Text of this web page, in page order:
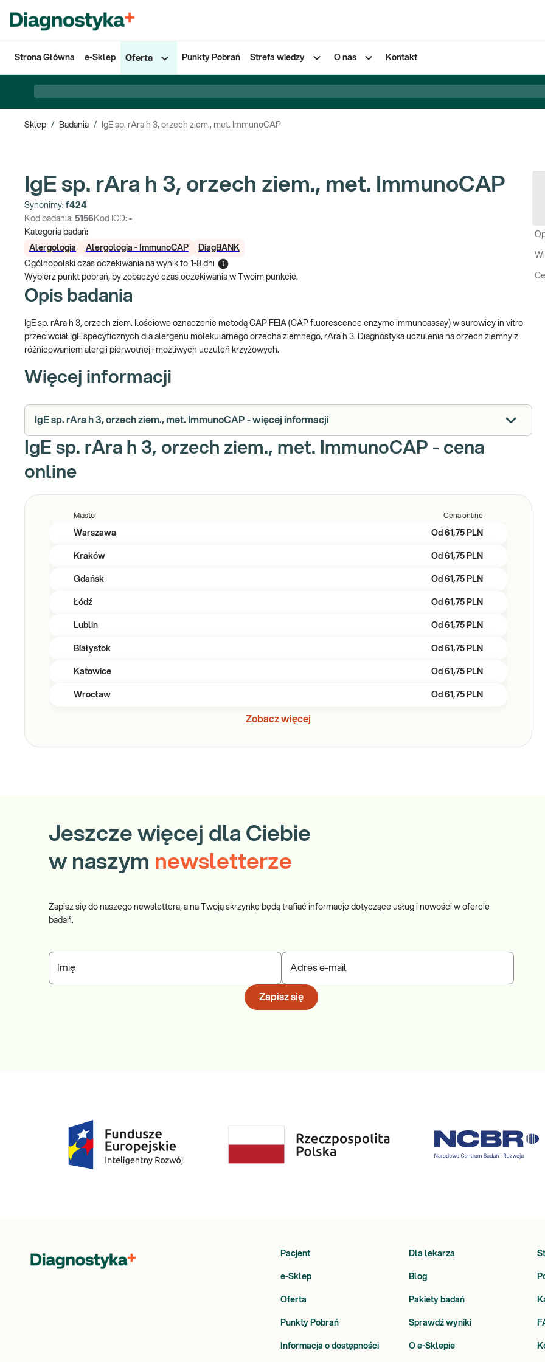
Strona Główna e-Sklep Oferta Punkty Pobrań Strefa wiedzy O nas Kontakt
Sklep / Badania / IgE sp. rAra h 3, orzech ziem., met. ImmunoCAP
IgE sp. rAra h 3, orzech ziem., met. ImmunoCAP
Synonimy: f424
Kod badania: 5156Kod ICD: -
Kategoria badań:
Alergologia
Alergologia - ImmunoCAP
DiagBANK
Ogólnopolski czas oczekiwania na wynik to 1-8 dni
Wybierz punkt pobrań, by zobaczyć czas oczekiwania w Twoim punkcie.
Opis badania
IgE sp. rAra h 3, orzech ziem. Ilościowe oznaczenie metodą CAP FEIA (CAP fluorescence enzyme immunoassay) w surowicy in vitro
przeciwciał IgE specyficznych dla alergenu molekularnego orzecha ziemnego, rAra h 3. Diagnostyka uczulenia na orzech ziemny z
różnicowaniem alergii pierwotnej i możliwych uczuleń krzyżowych.
Więcej informacji
IgE sp. rAra h 3, orzech ziem., met. ImmunoCAP - więcej informacji
IgE sp. rAra h 3, orzech ziem., met. ImmunoCAP - cena
online
Miasto Cena online
Warszawa Od 61,75 PLN
Kraków Od 61,75 PLN
Gdańsk Od 61,75 PLN
Łódź Od 61,75 PLN
Lublin Od 61,75 PLN
Białystok Od 61,75 PLN
Katowice Od 61,75 PLN
Wrocław Od 61,75 PLN
Zobacz więcej
Jeszcze więcej dla Ciebie
w naszym newsletterze
Zapisz się do naszego newslettera, a na Twoją skrzynkę będą trafiać informacje dotyczące usług i nowości w ofercie
badań.
Imię Adres e-mail
Zapisz się
Pacjent Dla lekarza
e-Sklep Blog
Oferta Pakiety badań
Punkty Pobrań Sprawdź wyniki
Informacja o dostępności O e-Sklepie